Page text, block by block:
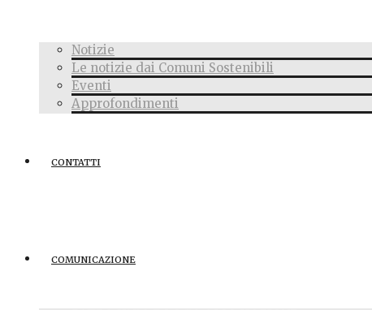
Notizie
Le notizie dai Comuni Sostenibili
Eventi
Approfondimenti
CONTATTI
COMUNICAZIONE